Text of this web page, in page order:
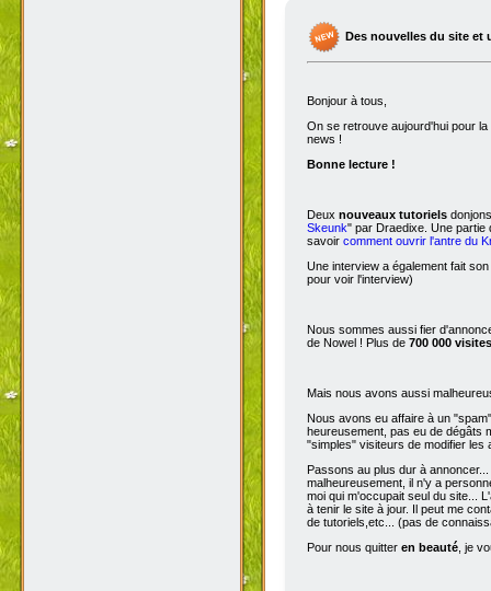
Des nouvelles du site
Bonjour à tous,
On se retrouve aujourd'hui pour
news !
Bonne lecture !
Deux nouveaux tutoriels
Skeunk" par Draedixe. Une partie
savoir comment ouvrir l'antre du
Une interview a également fait
pour voir l'interview)
Nous sommes aussi fier
de Nowel ! Plus de 700 000 visites
Mais nous avons aussi
Nous avons eu affaire à un
heureusement, pas eu de dégâts
"simples" visiteurs de modifier
Passons au plus dur à
malheureusement, il n'y a
moi qui m'occupait seul du site...
à tenir le site à jour. Il peut me
de tutoriels,etc... (pas de
Pour nous quitter en beauté, je